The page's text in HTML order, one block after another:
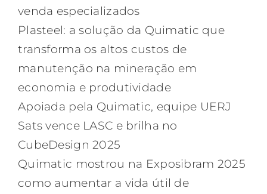
venda especializados
Plasteel: a solução da Quimatic que
transforma os altos custos de
manutenção na mineração em
economia e produtividade
Apoiada pela Quimatic, equipe UERJ
Sats vence LASC e brilha no
CubeDesign 2025
Quimatic mostrou na Exposibram 2025
como aumentar a vida útil de